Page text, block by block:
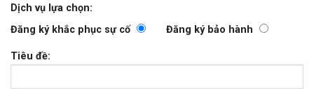
Dịch vụ lựa chọn:
Đăng ký khắc phục sự cố
Đăng ký bảo hành
Tiêu đề: